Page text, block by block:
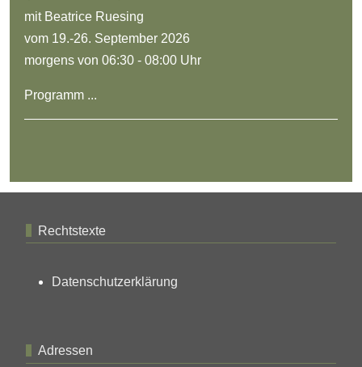
mit Beatrice Ruesing
vom 19.-26. September 2026
morgens von 06:30 - 08:00 Uhr
Programm ...
Rechtstexte
Datenschutzerklärung
Adressen